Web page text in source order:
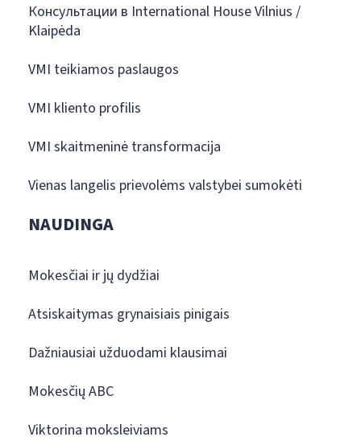
Консультации в International House Vilnius /
Klaipėda
VMI teikiamos paslaugos
VMI kliento profilis
VMI skaitmeninė transformacija
Vienas langelis prievolėms valstybei sumokėti
NAUDINGA
Mokesčiai ir jų dydžiai
Atsiskaitymas grynaisiais pinigais
Dažniausiai užduodami klausimai
Mokesčių ABC
Viktorina moksleiviams